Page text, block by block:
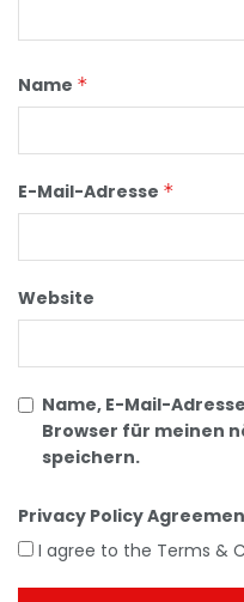
Name *
E-Mail-Adresse *
Website
Name, E-Mail-
Browser für meinen
speichern.
Privacy Policy
I agree to the Terms &